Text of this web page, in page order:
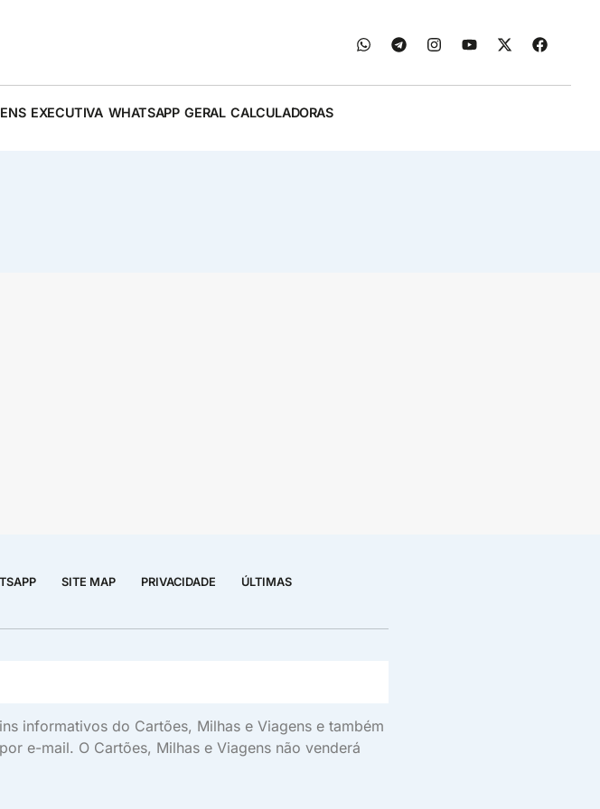
EXECUTIVA WHATSAPP GERAL CALCULADORAS
SITE MAP PRIVACIDADE ÚLTIMAS
informativos do Cartões, Milhas e Viagens e também
e-mail. O Cartões, Milhas e Viagens não venderá